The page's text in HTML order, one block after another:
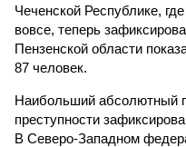
Чеченской Республике,
вовсе, теперь
Пензенской области
87 человек.
Наибольший абсолютный
преступности
В Северо-Западном